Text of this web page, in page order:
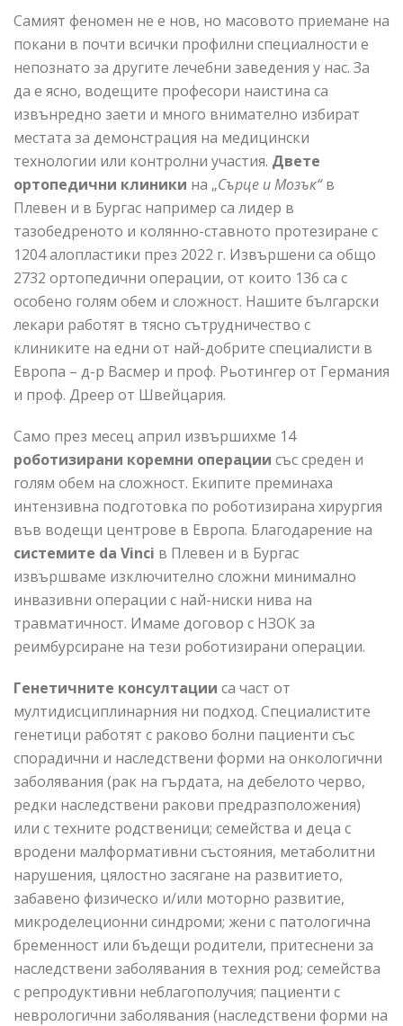
Самият феномен не е нов, но масовото приемане на
покани в почти всички профилни специалности е
непознато за другите лечебни заведения у нас. За
да е ясно, водещите професори наистина са
извънредно заети и много внимателно избират
местата за демонстрация на медицински
технологии или контролни участия. Двете
ортопедични клиники на „Сърце и Мозък“в
Плевен и в Бургас например са лидер в
тазобедреното и колянно-ставното протезиране с
1204 алопластики през 2022 г. Извършени са общо
2732 ортопедични операции, от които 136 са с
особено голям обем и сложност. Нашите български
лекари работят в тясно сътрудничество с
клиниките на едни от най-добрите специалисти в
Европа – д-р Васмер и проф. Рьотингер от Германия
и проф. Дреер от Швейцария.
Само през месец април извършихме 14
роботизирани коремни операции със среден и
голям обем на сложност. Екипите преминаха
интензивна подготовка по роботизирана хирургия
във водещи центрове в Европа. Благодарение на
системите da Vinci в Плевен и в Бургас
извършваме изключително сложни минимално
инвазивни операции с най-ниски нива на
травматичност. Имаме договор с НЗОК за
реимбурсиране на тези роботизирани операции.
Генетичните консултации са част от
мултидисциплинарния ни подход. Специалистите
генетици работят с раково болни пациенти със
спорадични и наследствени форми на онкологични
заболявания (рак на гърдата, на дебелото черво,
редки наследствени ракови предразположения)
или с техните родственици; семейства и деца с
вродени малформативни състояния, метаболитни
нарушения, цялостно засягане на развитието,
забавено физическо и/или моторно развитие,
микроделеционни синдроми; жени с патологична
бременност или бъдещи родители, притеснени за
наследствени заболявания в техния род; семейства
с репродуктивни неблагополучия; пациенти с
неврологични заболявания (наследствени форми на